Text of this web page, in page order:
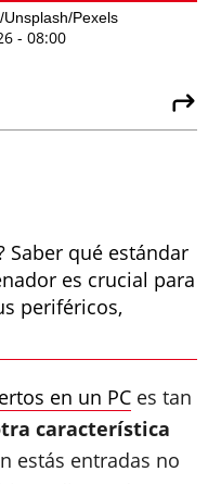
Pexels
- 08:00
Saber qué estándar
es crucial para
periféricos,
en un PC es tan
característica
estás entradas no